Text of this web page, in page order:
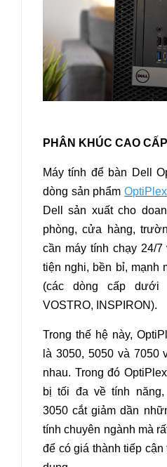
PHÂN KHÚC CAO
Máy tính để bàn Dell
dòng sản phẩmOptiPlex
Dell sản xuất cho
phòng, cửa hàng,
cần máy tính chạy 24/
tiện nghi, bền bỉ, mạnh
(các dòng cấp dưới
VOSTRO, INSPIRON).
Trong thế hệ này,
là 3050, 5050 và 7050
nhau. Trong đó
bị tối đa về tính
3050 cắt giảm dần
tính chuyên ngành mà
để có giá thành tiếp